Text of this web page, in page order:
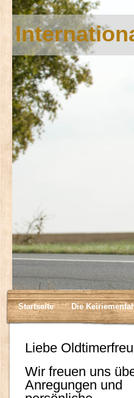
Startseite Die
Liebe
Wir freuen uns
Anregungen und